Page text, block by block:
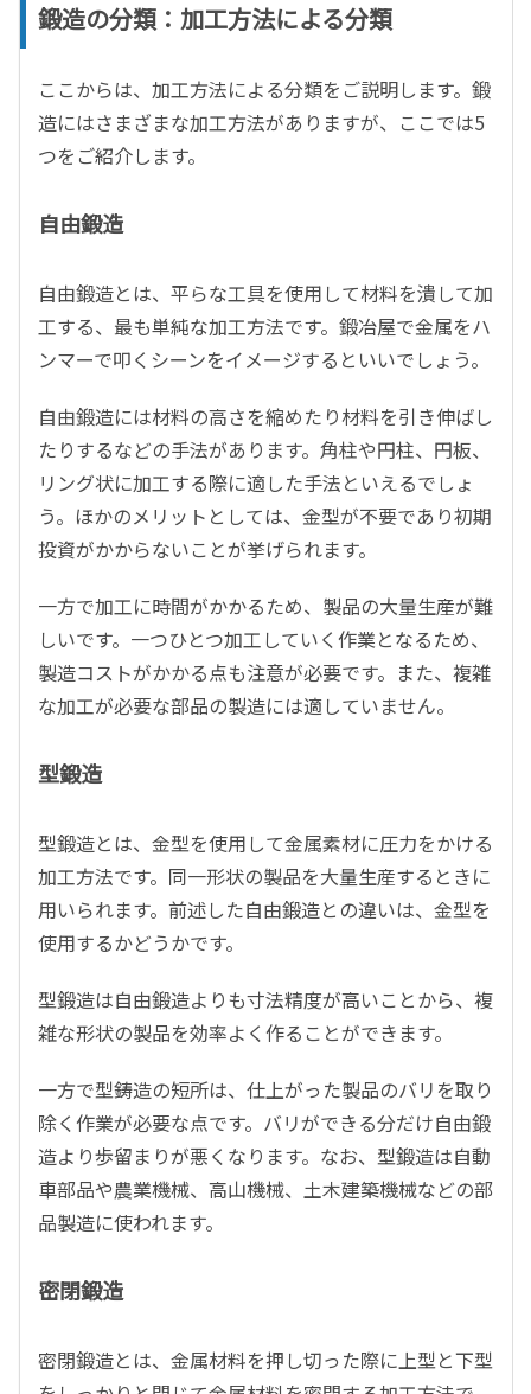
鍛造の分類：加工方法による分類
ここからは、加工方法による分類をご説明します。鍛
造にはさまざまな加工方法がありますが、ここでは5
つをご紹介します。
自由鍛造
自由鍛造とは、平らな工具を使用して材料を潰して加
工する、最も単純な加工方法です。鍛冶屋で金属をハ
ンマーで叩くシーンをイメージするといいでしょう。
自由鍛造には材料の高さを縮めたり材料を引き伸ばし
たりするなどの手法があります。角柱や円柱、円板、
リング状に加工する際に適した手法といえるでしょ
う。ほかのメリットとしては、金型が不要であり初期
投資がかからないことが挙げられます。
一方で加工に時間がかかるため、製品の大量生産が難
しいです。一つひとつ加工していく作業となるため、
製造コストがかかる点も注意が必要です。また、複雑
な加工が必要な部品の製造には適していません。
型鍛造
型鍛造とは、金型を使用して金属素材に圧力をかける
加工方法です。同一形状の製品を大量生産するときに
用いられます。前述した自由鍛造との違いは、金型を
使用するかどうかです。
型鍛造は自由鍛造よりも寸法精度が高いことから、複
雑な形状の製品を効率よく作ることができます。
一方で型鋳造の短所は、仕上がった製品のバリを取り
除く作業が必要な点です。バリができる分だけ自由鍛
造より歩留まりが悪くなります。なお、型鍛造は自動
車部品や農業機械、高山機械、土木建築機械などの部
品製造に使われます。
密閉鍛造
密閉鍛造とは、金属材料を押し切った際に上型と下型